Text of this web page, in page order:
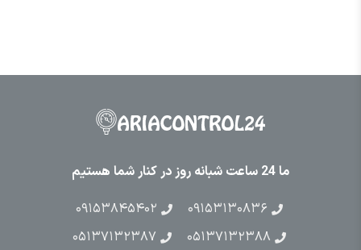
ما 24 ساعت شبانه روز در کنار شما هستیم
۰۹۱۵۳۱۳۰۸۳۶
۰۹۱۵۳۸۴۵۴۰۲
۰۵۱۳۷۱۳۲۳۸۸
۰۵۱۳۷۱۳۲۳۸۷